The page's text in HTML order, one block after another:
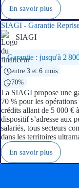
En savoir plus
SIAGI - Garantie
SIAGI
Garantie : jusqu'à 2
entre 3 et 6 mois
70%
La SIAGI propose une
70 % pour les opérations
crédits allant de 5 000 €
dispositif s’adresse aux
salariés, tous secteurs
dans les territoires
En savoir plus